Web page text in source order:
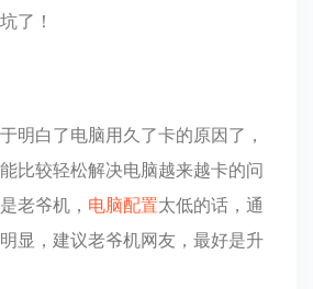
了！
明白了电脑用久了卡的原因了，
比较轻松解决电脑越来越卡的问
老爷机， 电脑配置太低的话，通
显，建议老爷机网友，最好是升